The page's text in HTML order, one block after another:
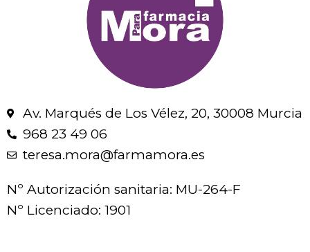
Av. Marqués de Los Vélez, 20, 30008 Murcia
968 23 49 06
teresa.mora@farmamora.es
Nº Autorización sanitaria: MU-264-F
Nº Licenciado: 1901